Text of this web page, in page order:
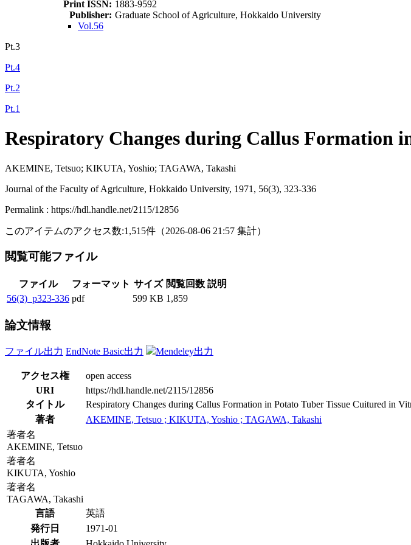
Print ISSN: 1883-9592
Publisher: Graduate School of Agriculture, Hokkaido University
Vol.56
Pt.3
Pt.4
Pt.2
Pt.1
Respiratory Changes during Callus Formation
AKEMINE, Tetsuo; KIKUTA, Yoshio; TAGAWA, Takashi
Journal of the Faculty of Agriculture, Hokkaido University, 1971, 56(3), 323-336
Permalink : https://hdl.handle.net/2115/12856
このアイテムのアクセス数:1,515件 （2026-08-06 21:57 集計）
閲覧可能ファイル
ファイル フォーマット サイズ 閲覧回数 説明
56(3)_p323-336 pdf 599 KB 1,859
論文情報
ファイル出力 EndNote Basic出力 Mendeley出力
アクセス権
open access
URI
https://hdl.handle.net/2115/12856
タイトル
Respiratory Changes during Callus Formation in Potato Tuber Tissue Cuitured in
著者
AKEMINE, Tetsuo ; KIKUTA, Yoshio ; TAGAWA, Takashi
著者名
AKEMINE, Tetsuo
著者名
KIKUTA, Yoshio
著者名
TAGAWA, Takashi
言語
英語
発行日
1971-01